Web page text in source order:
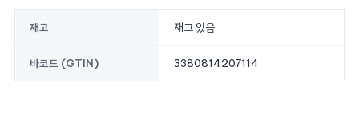
재고 재고 있음
바코드 (GTIN) 3380814207114